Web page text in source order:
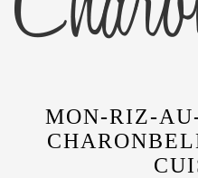
MON-RIZ-